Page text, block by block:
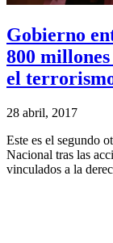
Gobierno
800
el
28 abril, 2017
Este es el segundo
Nacional tras las
vinculados a la